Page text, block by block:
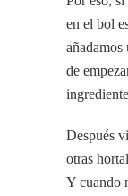
en el bol
añadamos
de
Después
otras
Y cuando